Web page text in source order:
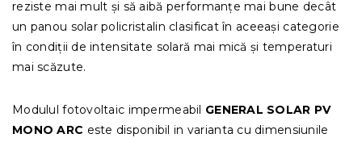
reziste mai mult și să aibă performanțe mai bune decât
un panou solar policristalin clasificat în aceeași categorie
în condiții de intensitate solară mai mică și temperaturi
mai scăzute.
Modulul fotovoltaic impermeabil GENERAL SOLAR PV
MONO ARC este disponibil in varianta cu dimensiunile